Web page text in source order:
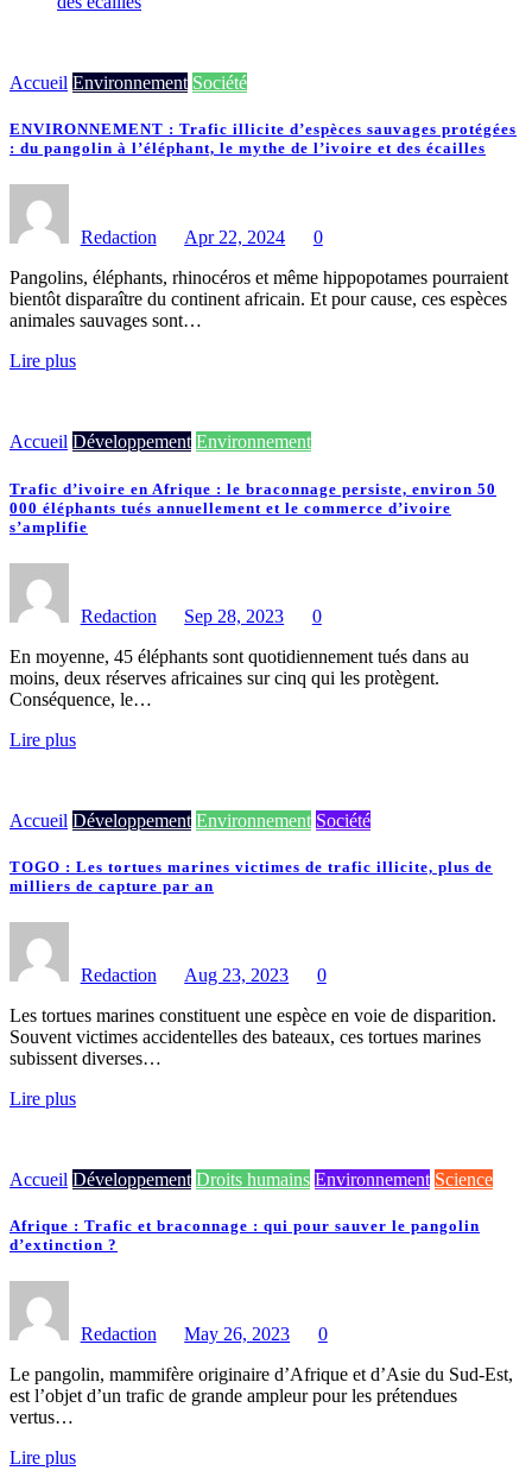
Accueil Environnement Société
ENVIRONNEMENT : Trafic illicite d’espèces sauvages protégées
: du pangolin à l’éléphant, le mythe de l’ivoire et des écailles
Redaction Apr 22, 2024
0
Pangolins, éléphants, rhinocéros et même hippopotames pourraient
bientôt disparaître du continent africain. Et pour cause, ces espèces
animales sauvages sont…
Lire plus
Accueil Développement Environnement
Trafic d’ivoire en Afrique : le braconnage persiste, environ 50
000 éléphants tués annuellement et le commerce d’ivoire
s’amplifie
Redaction Sep 28, 2023
0
En moyenne, 45 éléphants sont quotidiennement tués dans au
moins, deux réserves africaines sur cinq qui les protègent.
Conséquence, le…
Lire plus
Accueil Développement Environnement Société
TOGO : Les tortues marines victimes de trafic illicite, plus de
milliers de capture par an
Redaction Aug 23, 2023
0
Les tortues marines constituent une espèce en voie de disparition.
Souvent victimes accidentelles des bateaux, ces tortues marines
subissent diverses…
Lire plus
Accueil Développement Droits humains Environnement Science
Afrique : Trafic et braconnage : qui pour sauver le pangolin
d’extinction ?
Redaction May 26, 2023
0
Le pangolin, mammifère originaire d’Afrique et d’Asie du Sud-Est,
est l’objet d’un trafic de grande ampleur pour les prétendues
vertus…
Lire plus